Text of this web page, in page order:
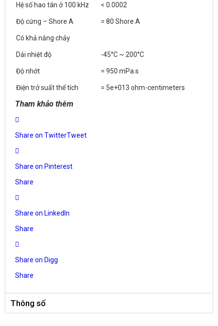
Hệ số hao tán ở 100 kHz < 0.0002
Độ cứng – Shore A = 80 Shore A
Có khả năng chảy
Dải nhiệt độ -45°C ~ 200°C
Độ nhớt = 950 mPa.s
Điện trở suất thể tích = 5e+013 ohm-centimeters
Tham khảo thêm
Share on TwitterTweet
Share on Pinterest
Share
Share on LinkedIn
Share
Share on Digg
Share
Thông số